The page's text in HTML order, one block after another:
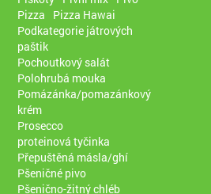
Pizza
Pizza Hawai
Podkategorie játrových
paštik
Pochoutkový salát
Polohrubá mouka
Pomázánka/pomazánkový
krém
Prosecco
proteinová tyčinka
Přepuštěná másla/ghí
Pšeničné pivo
Pšenično-žitný chléb